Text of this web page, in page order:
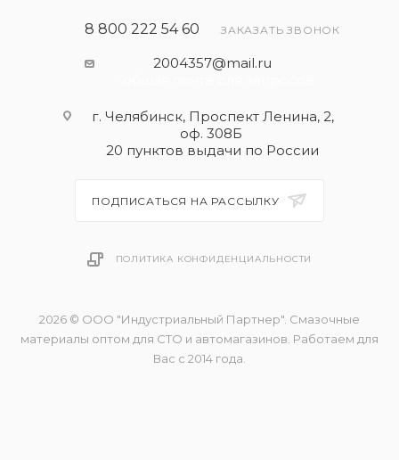
8 800 222 54 60 ЗАКАЗАТЬ ЗВОНОК
2004357@mail.ru
г. Челябинск, Проспект Ленина, 2,
оф. 308Б
20 пунктов выдачи по России
ПОДПИСАТЬСЯ НА РАССЫЛКУ
ПОЛИТИКА КОНФИДЕНЦИАЛЬНОСТИ
2026 © ООО "Индустриальный Партнер". Смазочные
материалы оптом для СТО и автомагазинов. Работаем для
Вас с 2014 года.